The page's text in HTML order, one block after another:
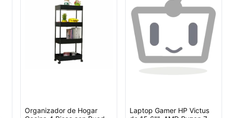
Organizador de Hogar
Laptop Gamer HP Victus